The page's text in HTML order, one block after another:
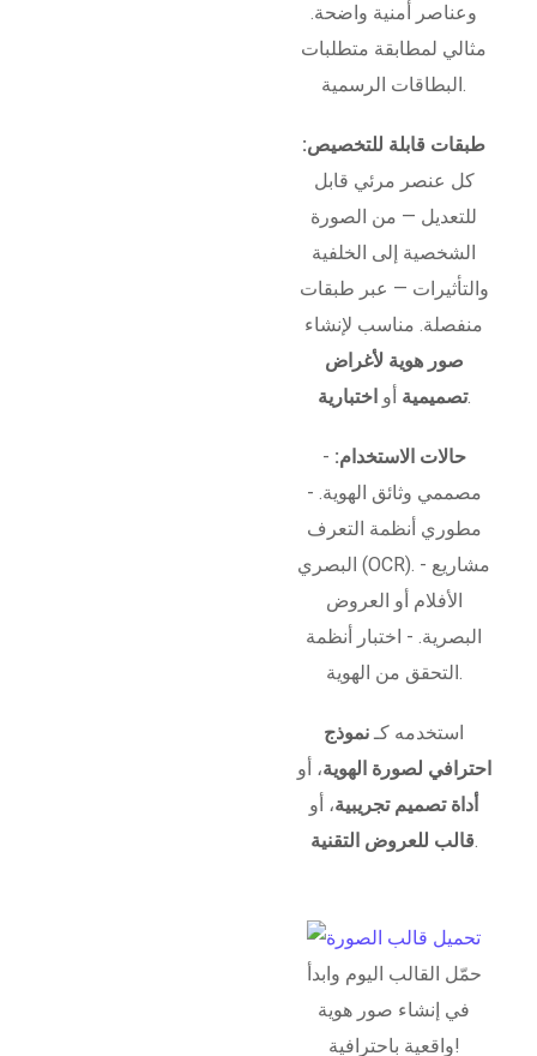
وعناصر أمنية واضحة.
مثالي لمطابقة متطلبات
البطاقات الرسمية.
طبقات قابلة للتخصيص:
كل عنصر مرئي قابل
للتعديل — من الصورة
الشخصية إلى الخلفية
والتأثيرات — عبر طبقات
منفصلة. مناسب لإنشاء
صور هوية لأغراض
تصميمية أو اختبارية .
حالات الاستخدام: -
مصممي وثائق الهوية. -
مطوري أنظمة التعرف
البصري (OCR). - مشاريع
الأفلام أو العروض
البصرية. - اختبار أنظمة
التحقق من الهوية.
استخدمه كـنموذج
احترافي لصورة الهوية، أو
أداة تصميم تجريبية، أو
قالب للعروض التقنية.
حمّل القالب اليوم وابدأ
في إنشاء صور هوية
واقعية باحترافية!